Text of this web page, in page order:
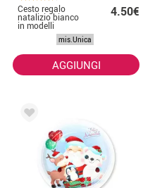
Cesto regalo
natalizio bianco
in modelli
4.50€
mis.Unica
AGGIUNGI